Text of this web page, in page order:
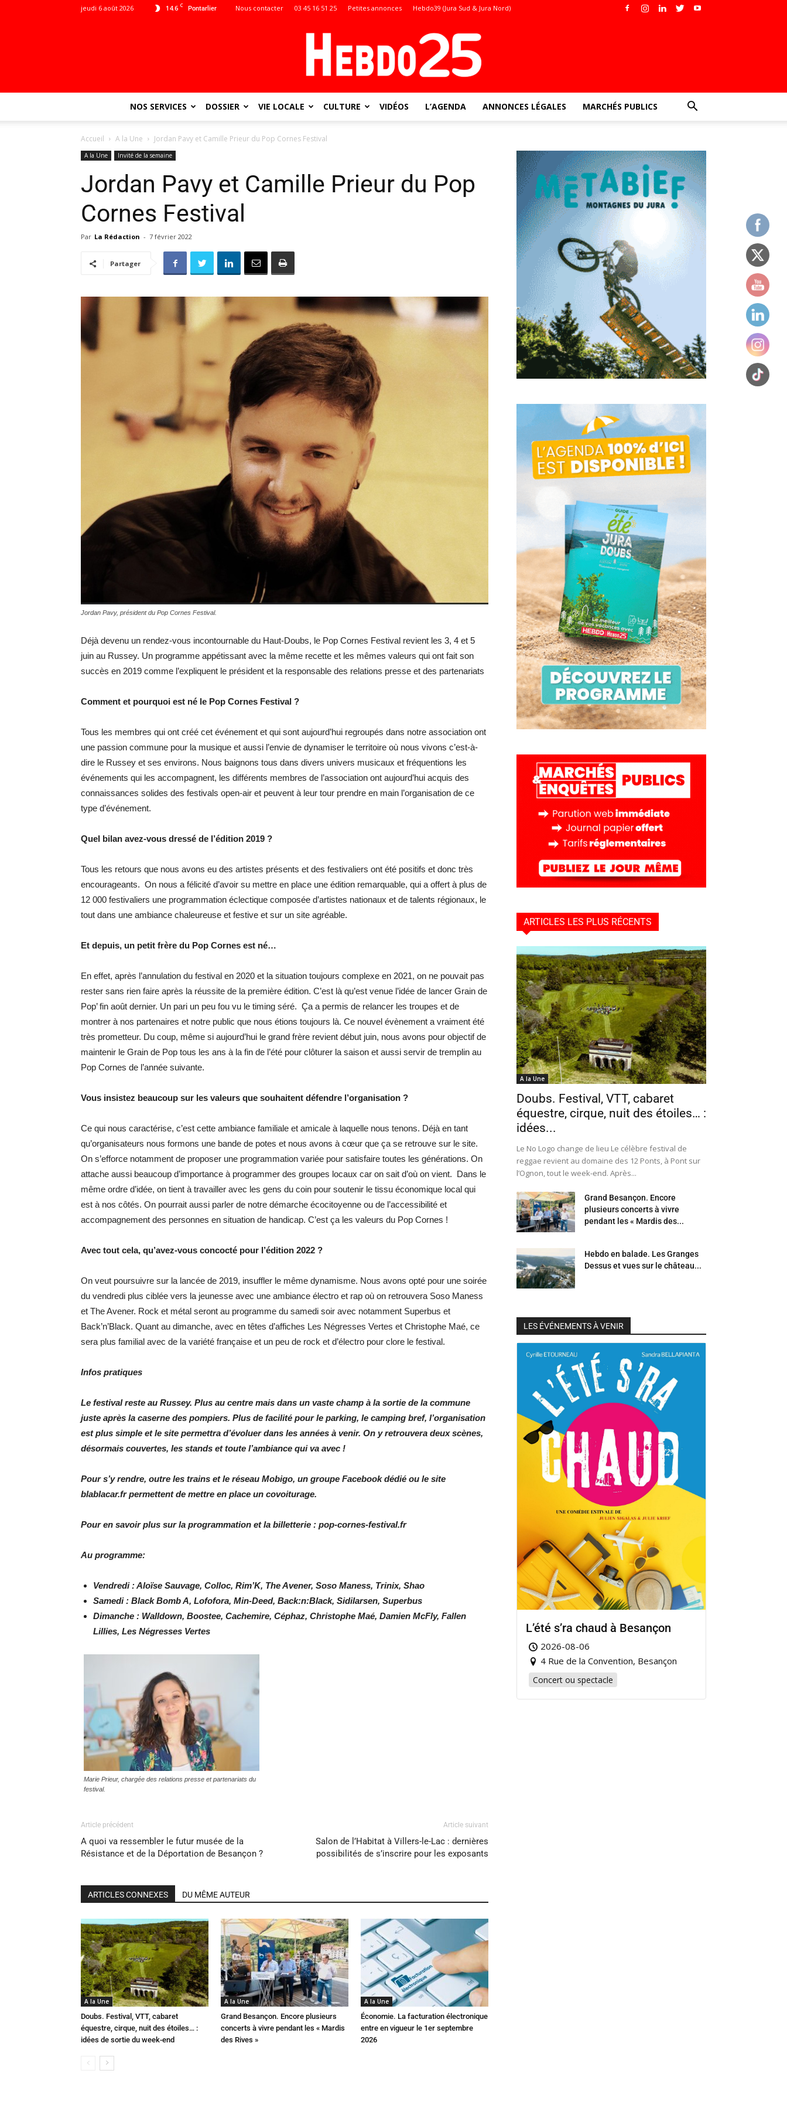
14.6 C Pontarlier
jeudi 6 août 2026 Nous contacter 03 45 16 51 25 Petites annonces Hebdo39 (Jura Sud & Jura Nord)
Hebdo25
NOS SERVICES DOSSIER VIE LOCALE CULTURE VIDÉOS L’AGENDA ANNONCES LÉGALES MARCHÉS PUBLICS
Accueil A la Une Jordan Pavy et Camille Prieur du Pop Cornes Festival
A la Une Invité de la semaine
Jordan Pavy et Camille Prieur du Pop
Cornes Festival
Par La Rédaction - 7 février 2022
Partager
Jordan Pavy, président du Pop Cornes Festival.
Déjà devenu un rendez-vous incontournable du Haut-Doubs, le Pop Cornes Festival revient les 3, 4 et 5
juin au Russey. Un programme appétissant avec la même recette et les mêmes valeurs qui ont fait son
succès en 2019 comme l’expliquent le président et la responsable des relations presse et des partenariats
Comment et pourquoi est né le Pop Cornes Festival ?
Tous les membres qui ont créé cet événement et qui sont aujourd’hui regroupés dans notre association ont
une passion commune pour la musique et aussi l’envie de dynamiser le territoire où nous vivons c’est-à-
dire le Russey et ses environs. Nous baignons tous dans divers univers musicaux et fréquentions les
événements qui les accompagnent, les différents membres de l’association ont aujourd’hui acquis des
connaissances solides des festivals open-air et peuvent à leur tour prendre en main l’organisation de ce
type d’événement.
Quel bilan avez-vous dressé de l’édition 2019 ?
Tous les retours que nous avons eu des artistes présents et des festivaliers ont été positifs et donc très
encourageants. On nous a félicité d’avoir su mettre en place une édition remarquable, qui a offert à plus de
12 000 festivaliers une programmation éclectique composée d’artistes nationaux et de talents régionaux, le
tout dans une ambiance chaleureuse et festive et sur un site agréable.
Et depuis, un petit frère du Pop Cornes est né…
En effet, après l’annulation du festival en 2020 et la situation toujours complexe en 2021, on ne pouvait pas
rester sans rien faire après la réussite de la première édition. C’est là qu’est venue l’idée de lancer Grain de
Pop’ fin août dernier. Un pari un peu fou vu le timing séré. Ça a permis de relancer les troupes et de
montrer à nos partenaires et notre public que nous étions toujours là. Ce nouvel évènement a vraiment été
très prometteur. Du coup, même si aujourd’hui le grand frère revient début juin, nous avons pour objectif de
maintenir le Grain de Pop tous les ans à la fin de l’été pour clôturer la saison et aussi servir de tremplin au
Pop Cornes de l’année suivante.
Vous insistez beaucoup sur les valeurs que souhaitent défendre l’organisation ?
Ce qui nous caractérise, c’est cette ambiance familiale et amicale à laquelle nous tenons. Déjà en tant
qu’organisateurs nous formons une bande de potes et nous avons à cœur que ça se retrouve sur le site.
On s’efforce notamment de proposer une programmation variée pour satisfaire toutes les générations. On
attache aussi beaucoup d’importance à programmer des groupes locaux car on sait d’où on vient. Dans le
même ordre d’idée, on tient à travailler avec les gens du coin pour soutenir le tissu économique local qui
est à nos côtés. On pourrait aussi parler de notre démarche écocitoyenne ou de l’accessibilité et
accompagnement des personnes en situation de handicap. C’est ça les valeurs du Pop Cornes !
Avec tout cela, qu’avez-vous concocté pour l’édition 2022 ?
On veut poursuivre sur la lancée de 2019, insuffler le même dynamisme. Nous avons opté pour une soirée
du vendredi plus ciblée vers la jeunesse avec une ambiance électro et rap où on retrouvera Soso Maness
et The Avener. Rock et métal seront au programme du samedi soir avec notamment Superbus et
Back’n’Black. Quant au dimanche, avec en têtes d’affiches Les Négresses Vertes et Christophe Maé, ce
sera plus familial avec de la variété française et un peu de rock et d’électro pour clore le festival.
Infos pratiques
Le festival reste au Russey. Plus au centre mais dans un vaste champ à la sortie de la commune
juste après la caserne des pompiers. Plus de facilité pour le parking, le camping bref, l’organisation
est plus simple et le site permettra d’évoluer dans les années à venir. On y retrouvera deux scènes,
désormais couvertes, les stands et toute l’ambiance qui va avec !
Pour s’y rendre, outre les trains et le réseau Mobigo, un groupe Facebook dédié ou le site
blablacar.fr permettent de mettre en place un covoiturage.
Pour en savoir plus sur la programmation et la billetterie : pop-cornes-festival.fr
Au programme:
Vendredi : Aloïse Sauvage, Colloc, Rim’K, The Avener, Soso Maness, Trinix, Shao
Samedi : Black Bomb A, Lofofora, Min-Deed, Back:n:Black, Sidilarsen, Superbus
Dimanche : Walldown, Boostee, Cachemire, Céphaz, Christophe Maé, Damien McFly, Fallen
Lillies, Les Négresses Vertes
Marie Prieur, chargée des relations presse et partenariats du
festival.
Article précédent
A quoi va ressembler le futur musée de la
Résistance et de la Déportation de Besançon ?
Article suivant
Salon de l’Habitat à Villers-le-Lac : dernières
possibilités de s’inscrire pour les exposants
ARTICLES CONNEXES DU MÊME AUTEUR
A la Une
Doubs. Festival, VTT, cabaret
équestre, cirque, nuit des étoiles… :
idées de sortie du week-end
A la Une
Grand Besançon. Encore plusieurs
concerts à vivre pendant les « Mardis
des Rives »
A la Une
Économie. La facturation électronique
entre en vigueur le 1er septembre
2026
ARTICLES LES PLUS RÉCENTS
A la Une
Doubs. Festival, VTT, cabaret
équestre, cirque, nuit des étoiles… :
idées...
Le No Logo change de lieu Le célèbre festival de
reggae revient au domaine des 12 Ponts, à Pont sur
l’Ognon, tout le week-end. Après...
Grand Besançon. Encore
plusieurs concerts à vivre
pendant les « Mardis des...
Hebdo en balade. Les Granges
Dessus et vues sur le château...
LES ÉVÉNEMENTS À VENIR
L’été s’ra chaud à Besançon
2026-08-06
4 Rue de la Convention, Besançon
Concert ou spectacle